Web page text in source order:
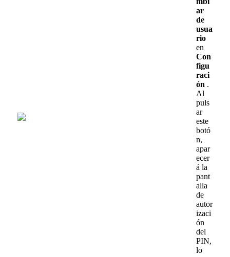
ar
de
usua
rio
en
Con
figu
raci
ón .
Al
puls
ar
este
botó
n,
apar
ecer
á la
pant
alla
de
autor
izaci
ón
del
PIN,
lo